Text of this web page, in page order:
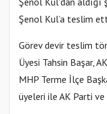
Şenol Kul’a teslim
Görev devir teslim
Üyesi Tahsin Başar,
MHP Terme İlçe
üyeleri ile AK Parti